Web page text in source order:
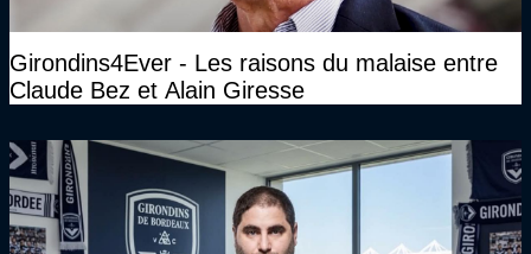
Girondins4Ever - Les raisons du malaise entre
Claude Bez et Alain Giresse